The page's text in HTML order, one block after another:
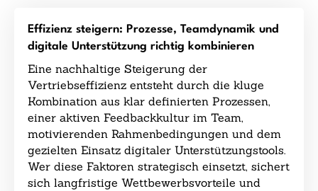
Effizienz steigern: Prozesse, Teamdynamik und
digitale Unterstützung richtig kombinieren
Eine nachhaltige Steigerung der
Vertriebseffizienz entsteht durch die kluge
Kombination aus klar definierten Prozessen,
einer aktiven Feedbackkultur im Team,
motivierenden Rahmenbedingungen und dem
gezielten Einsatz digitaler Unterstützungstools.
Wer diese Faktoren strategisch einsetzt, sichert
sich langfristige Wettbewerbsvorteile und